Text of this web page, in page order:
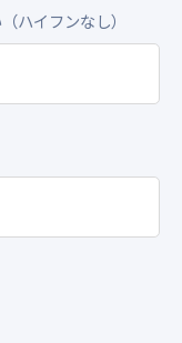
ハイフンなし）